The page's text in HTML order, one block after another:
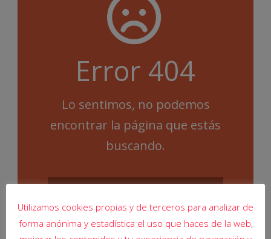
Error 404
Lo sentimos, no podemos
encontrar la página que estás
buscando.
Utilizamos cookies propias y de terceros para analizar de
forma anónima y estadística el uso que haces de la web,